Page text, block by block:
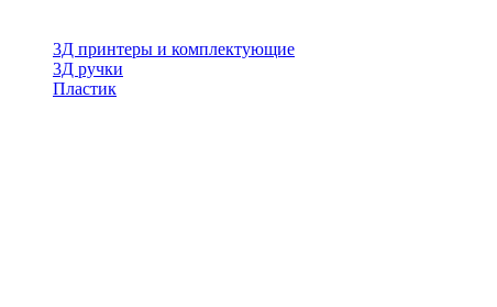
3Д принтеры и комплектующие
3Д ручки
Пластик